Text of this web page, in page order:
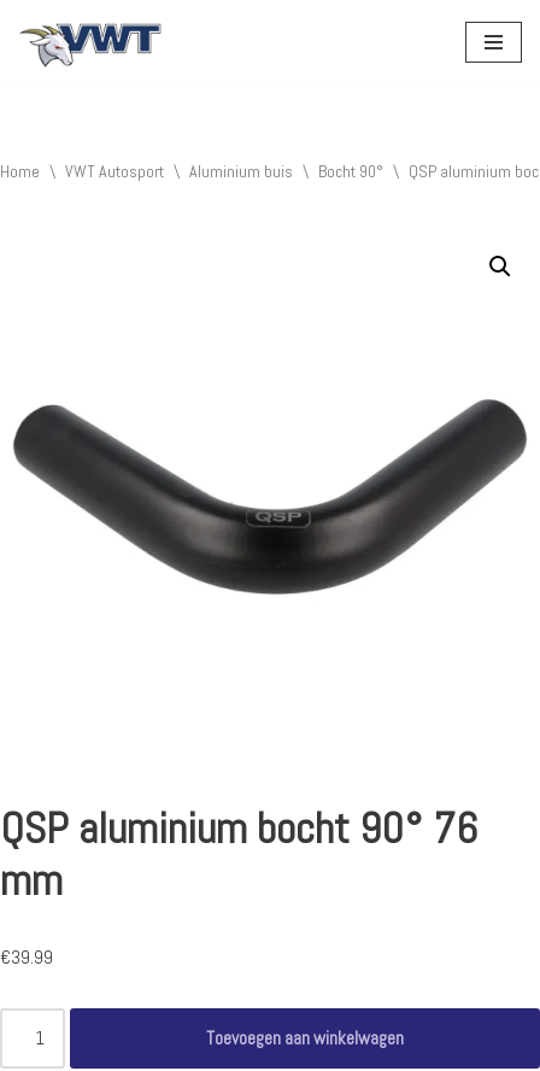
Home \ VWT Autosport \ Aluminium buis \ Bocht 90° \ QSP aluminium
QSP aluminium bocht 90° 76
mm
€39.99
Toevoegen aan winkelwagen